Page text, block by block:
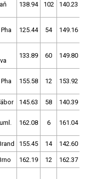
138.94 102 140.23
Pha 125.44 54 149.16
133.89 60 149.80
Pha 155.58 12 153.92
145.63 58 140.39
162.08 6 161.04
155.45 14 142.60
162.19 12 162.37